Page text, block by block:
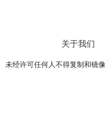
关于我们
未经许可任何人不得复制和镜